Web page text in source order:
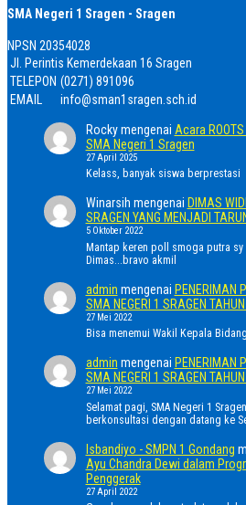
SMA Negeri 1 Sragen - Sragen
NPSN 20354028
Jl. Perintis Kemerdekaan 16 Sragen
TELEPON (0271) 891096
EMAIL
info@sman1sragen.sch.id
Rockymengenai Acara
SMA Negeri 1 Sragen
27 April 2025
Kelass, banyak siswa berprestasi
Winarsih mengenai DIMAS
SRAGEN YANG MENJADI
5 Oktober 2022
Mantap keren poll smoga putra sy
Dimas...bravo akmil
admin mengenai PENERIMAN
SMA NEGERI 1 SRAGEN
27 Mei 2022
Bisa menemui Wakil Kepala
admin mengenai PENERIMAN
SMA NEGERI 1 SRAGEN
27 Mei 2022
Selamat pagi, SMA Negeri 1
berkonsultasi dengan datang ke
Isbandiyo - SMPN 1 Gondang
Ayu Chandra Dewi dalam
Penggerak
27 April 2022